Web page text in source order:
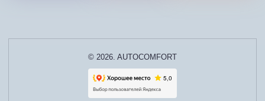
© 2026. AUTOCOMFORT